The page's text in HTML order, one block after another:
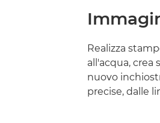
Realizza
all'acqua, crea
nuovo
precise, dalle